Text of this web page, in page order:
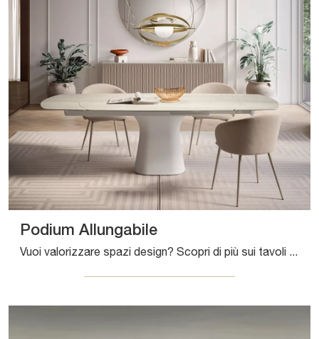
Podium Allungabile
Vuoi valorizzare spazi design? Scopri di più sui tavoli design allungabili: il modello da pranzo Podium Allungabile ti sta aspettando.